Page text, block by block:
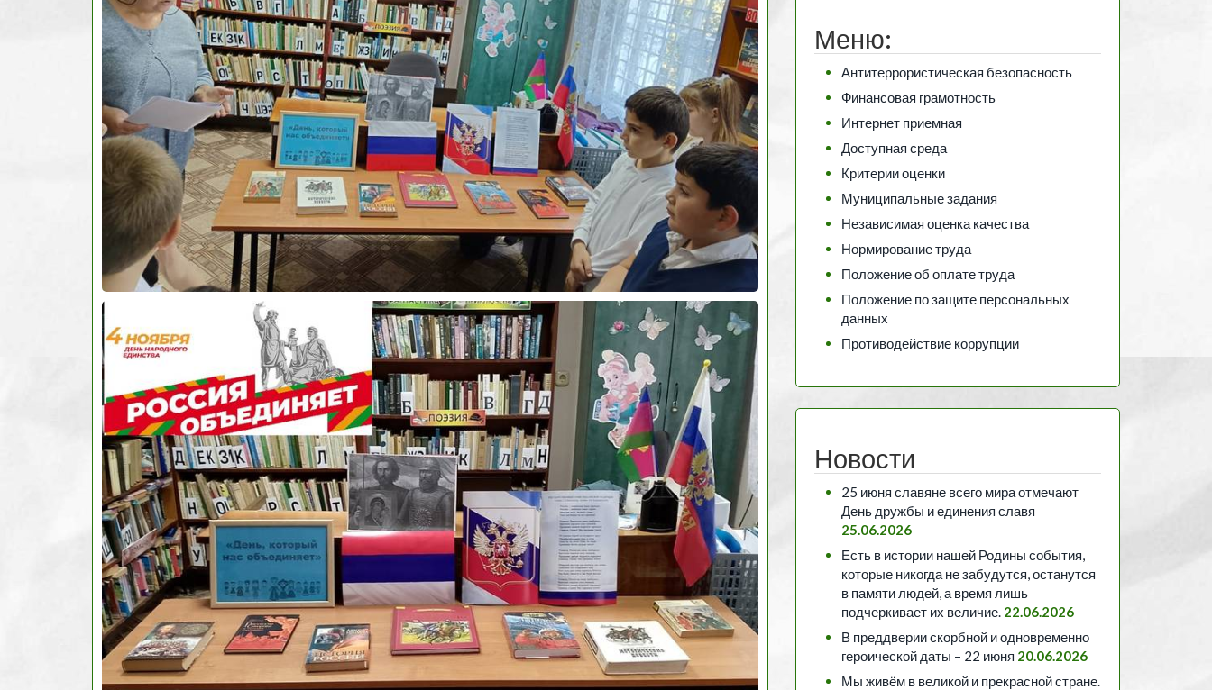
Меню:
Антитеррористическая безопасность
Финансовая грамотность
Интернет приемная
Доступная среда
Критерии оценки
Муниципальные задания
Независимая оценка качества
Нормирование труда
Положение об оплате труда
Положение по защите персональных
данных
Противодействие коррупции
Новости
25 июня славяне всего мира отмечают
День дружбы и единения славя
25.06.2026
Есть в истории нашей Родины события,
которые никогда не забудутся, останутся
в памяти людей, а время лишь
подчеркивает их величие. 22.06.2026
В преддверии скорбной и одновременно
героической даты – 22 июня 20.06.2026
Мы живём в великой и прекрасной стране.